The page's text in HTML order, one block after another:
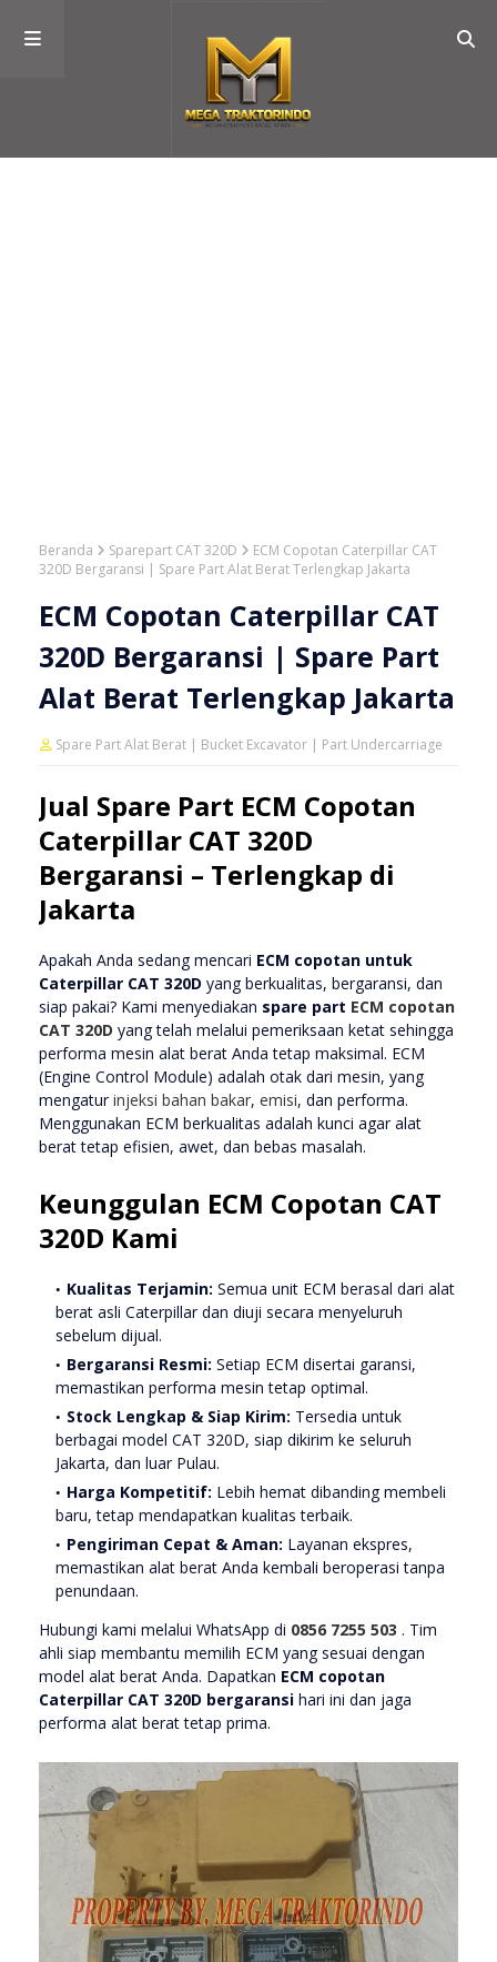
Beranda Sparepart CAT 320D
ECM Copotan Caterpillar CAT
320D Bergaransi | Spare Part Alat Berat Terlengkap Jakarta
ECM Copotan Caterpillar CAT
320D Bergaransi | Spare Part
Alat Berat Terlengkap Jakarta
Spare Part Alat Berat | Bucket Excavator | Part Undercarriage
Jual Spare Part ECM Copotan
Caterpillar CAT 320D
Bergaransi – Terlengkap di
Jakarta
Apakah Anda sedang mencari ECM copotan untuk
Caterpillar CAT 320D yang berkualitas, bergaransi, dan
siap pakai? Kami menyediakan spare part ECM copotan
CAT 320D yang telah melalui pemeriksaan ketat sehingga
performa mesin alat berat Anda tetap maksimal. ECM
(Engine Control Module) adalah otak dari mesin, yang
mengaturinjeksi bahan bakar, emisi, dan performa.
Menggunakan ECM berkualitas adalah kunci agar alat
berat tetap efisien, awet, dan bebas masalah.
Keunggulan ECM Copotan CAT
320D Kami
Kualitas Terjamin: Semua unit ECM berasal dari alat
berat asli Caterpillar dan diuji secara menyeluruh
sebelum dijual.
Bergaransi Resmi: Setiap ECM disertai garansi,
memastikan performa mesin tetap optimal.
Stock Lengkap & Siap Kirim: Tersedia untuk
berbagai model CAT 320D, siap dikirim ke seluruh
Jakarta, dan luar Pulau.
Harga Kompetitif: Lebih hemat dibanding membeli
baru, tetap mendapatkan kualitas terbaik.
Pengiriman Cepat & Aman: Layanan ekspres,
memastikan alat berat Anda kembali beroperasi tanpa
penundaan.
Hubungi kami melalui WhatsApp di 0856 7255 503 . Tim
ahli siap membantu memilih ECM yang sesuai dengan
model alat berat Anda. Dapatkan ECM copotan
Caterpillar CAT 320D bergaransi hari ini dan jaga
performa alat berat tetap prima.